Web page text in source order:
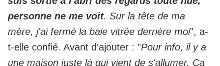
personne ne me voit. Sur la tête de ma
mère, j'ai fermé la baie vitrée derrière moi", a-
t-elle confié. Avant d'ajouter : "Pour info, il y a
une maison juste là qui vient de s'allumer. Ça